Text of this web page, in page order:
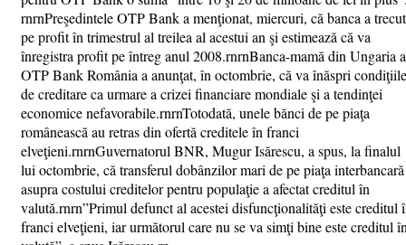
rnrnPreşedintele OTP Bank a menţionat, miercuri, că banca a trecut
pe profit în trimestrul al treilea al acestui an şi estimează că va
înregistra profit pe întreg anul 2008.rnrnBanca-mamă din Ungaria a
OTP Bank România a anunţat, în octombrie, că va înăspri condiţiile
de creditare ca urmare a crizei financiare mondiale şi a tendinţei
economice nefavorabile.rnrnTotodată, unele bănci de pe piaţa
românească au retras din ofertă creditele în franci
elveţieni.rnrnGuvernatorul BNR, Mugur Isărescu, a spus, la finalul
lui octombrie, că transferul dobânzilor mari de pe piaţa interbancară
asupra costului creditelor pentru populaţie a afectat creditul în
valută.rnrn”Primul defunct al acestei disfuncţionalităţi este creditul
franci elveţieni, iar următorul care nu se va simţi bine este creditul